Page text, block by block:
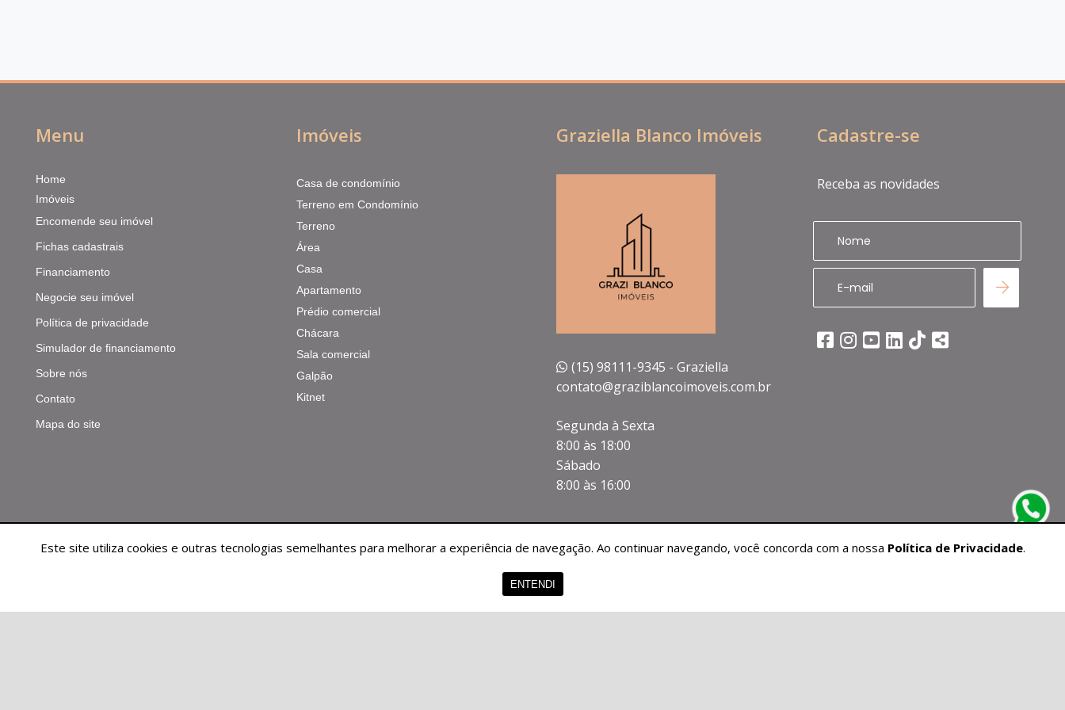
Menu
Home
Imóveis
Encomende seu imóvel
Fichas cadastrais
Financiamento
Negocie seu imóvel
Política de privacidade
Simulador de financiamento
Sobre nós
Contato
Mapa do site
Imóveis
Casa de condomínio
Terreno em Condomínio
Terreno
Área
Casa
Apartamento
Prédio comercial
Chácara
Sala comercial
Galpão
Kitnet
Graziella Blanco Imóveis
(15) 98111-9345 - Graziella
contato@graziblancoimoveis.com.br
Segunda à Sexta
8:00 às 18:00
Sábado
8:00 às 16:00
Cadastre-se
Receba as novidades
Este site utiliza cookies e outras tecnologias semelhantes para melhorar a experiência de navegação. Ao continuar navegando, você concorda com a nossa Política de Privacidade.
ENTENDI